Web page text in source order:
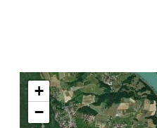
+
−